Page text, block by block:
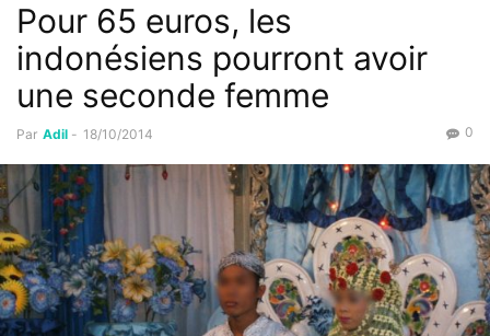
Pour 65 euros, les
indonésiens pourront avoir
une seconde femme
Par Adil - 18/10/2014 0